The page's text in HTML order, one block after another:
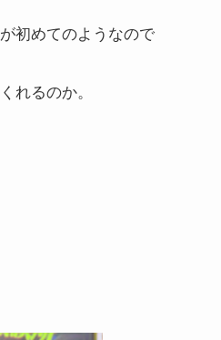
初めてのようなので
れるのか。